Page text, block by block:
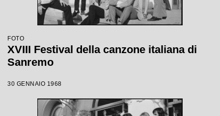
FOTO
XVIII Festival della canzone italiana di
Sanremo
30 GENNAIO 1968